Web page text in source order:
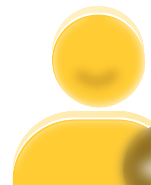
Vadeli İşlemler Başlangıç Kılavuzu